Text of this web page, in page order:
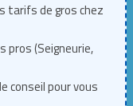
tarifs de gros chez
pros (Seigneurie,
conseil pour vous